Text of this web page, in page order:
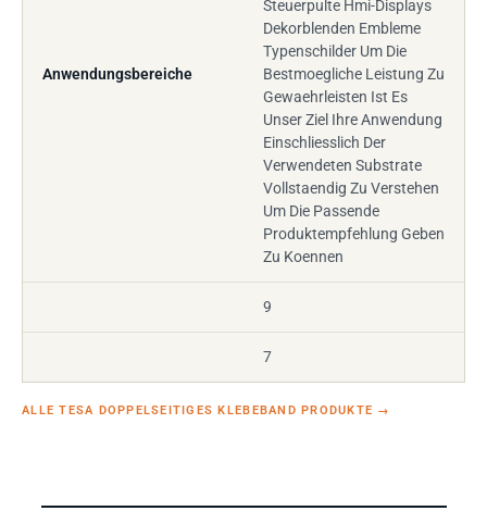
Anwendungsbereiche
Steuerpulte Hmi-Displays
Dekorblenden Embleme
Typenschilder Um Die
Bestmoegliche Leistung Zu
Gewaehrleisten Ist Es
Unser Ziel Ihre Anwendung
Einschliesslich Der
Verwendeten Substrate
Vollstaendig Zu Verstehen
Um Die Passende
Produktempfehlung Geben
Zu Koennen
9
7
ALLE TESA DOPPELSEITIGES KLEBEBAND PRODUKTE →